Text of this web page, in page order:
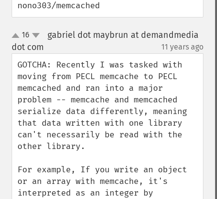
nono303/memcached
up
down
16
gabriel dot maybrun at demandmedia
dot com
11 years ago
GOTCHA: Recently I was tasked with
moving from PECL memcache to PECL
memcached and ran into a major
problem -- memcache and memcached
serialize data differently, meaning
that data written with one library
can't necessarily be read with the
other library.
For example, If you write an object
or an array with memcache, it's
interpreted as an integer by